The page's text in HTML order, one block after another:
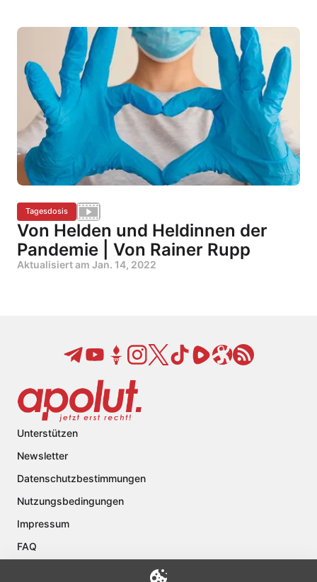
Tagesdosis
Von Helden und Heldinnen der
Pandemie | Von Rainer Rupp
Aktualisiert am Jan. 14, 2022
Unterstützen
Newsletter
Datenschutzbestimmungen
Nutzungsbedingungen
Impressum
FAQ